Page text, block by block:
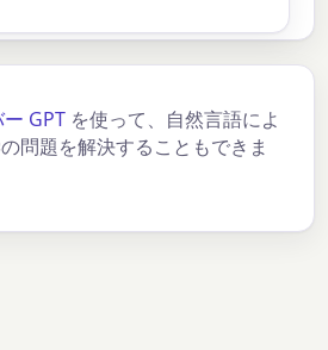
GPT を使って、自然言語によ
問題を解決することもできま